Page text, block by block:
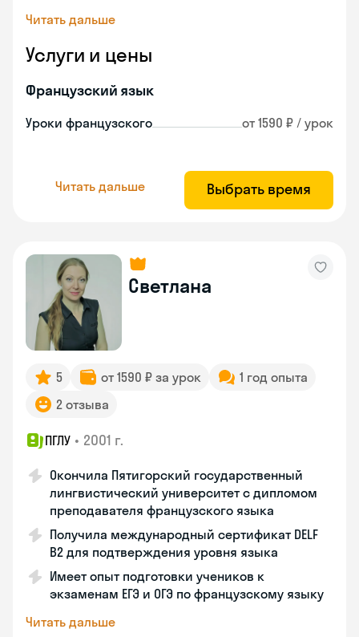
Читать дальше
Услуги и цены
Французский язык
Уроки французского от 1590 ₽ / урок
Читать дальше Выбрать время
Светлана
5 от 1590 ₽ за урок
1 год опыта
2 отзыва
ПГЛУ • 2001 г.
Окончила Пятигорский государственный
лингвистический университет с дипломом
преподавателя французского языка
Получила международный сертификат DELF
B2 для подтверждения уровня языка
Имеет опыт подготовки учеников к
экзаменам ЕГЭ и ОГЭ по французскому языку
Читать дальше